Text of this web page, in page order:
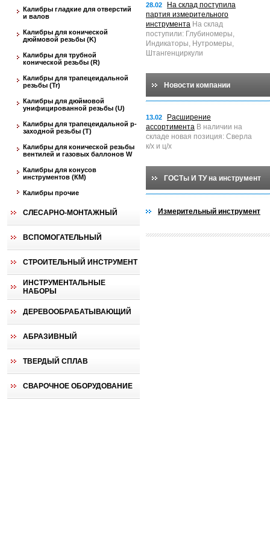
Калибры гладкие для отверстий
и валов
Калибры для конической
дюймовой резьбы (K)
Калибры для трубной
конической резьбы (R)
Калибры для трапецеидальной
резьбы (Tr)
Калибры для дюймовой
унифицированной резьбы (U)
Калибры для трапецеидальной p-
заходной резьбы (T)
Калибры для конической резьбы
вентилей и газовых баллонов W
Калибры для конусов
инструментов (КМ)
Калибры прочие
СЛЕСАРНО-МОНТАЖНЫЙ
ВСПОМОГАТЕЛЬНЫЙ
СТРОИТЕЛЬНЫЙ ИНСТРУМЕНТ
ИНСТРУМЕНТАЛЬНЫЕ
НАБОРЫ
ДЕРЕВООБРАБАТЫВАЮЩИЙ
АБРАЗИВНЫЙ
ТВЕРДЫЙ СПЛАВ
СВАРОЧНОЕ ОБОРУДОВАНИЕ
28.02
На склад поступила
партия измерительного
инструмента На склад
поступили: Глубиномеры,
Индикаторы, Нутромеры,
Штангенциркули
Новости компании
13.02
Расширение
ассортимента В наличии на
складе новая позиция: Сверла
к/х и ц/х
ГОСТы И ТУ на инструмент
Измерительный инструмент